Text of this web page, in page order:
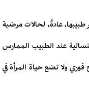
عادةً، لحالات مرضية
عند الطبيب الممارس
ولا تضع حياة المرأة في